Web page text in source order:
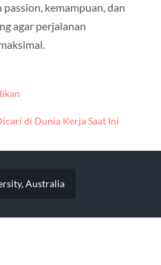
kemampuan, dan
agar perjalanan
di Dunia Kerja Saat Ini
Australia